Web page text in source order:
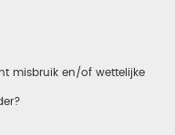
misbruik en/of wettelijke